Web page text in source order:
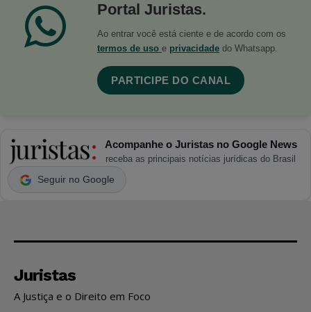
Portal Juristas.
Ao entrar você está ciente e de acordo com os
termos de uso e privacidade do Whatsapp.
PARTICIPE DO CANAL
Acompanhe o Juristas no Google News
receba as principais notícias jurídicas do Brasil
Seguir no Google
Juristas
A Justiça e o Direito em Foco